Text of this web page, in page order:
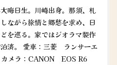
晦日生。川崎出身。那須、札
ながら旅情と郷愁を求め、日
を巡る。家ではジオラマ製作
済。 愛車：三菱 ランサーエ
メラ：CANON EOS R6